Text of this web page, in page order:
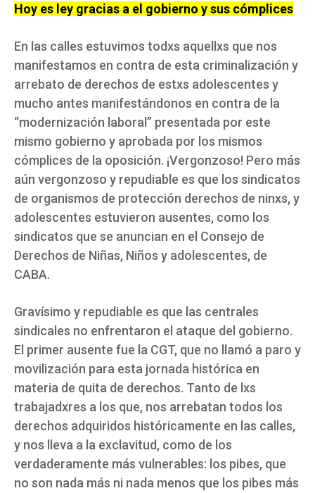
Hoy es ley gracias a el gobierno y sus cómplices
En las calles estuvimos todxs aquellxs que nos
manifestamos en contra de esta criminalización y
arrebato de derechos de estxs adolescentes y
mucho antes manifestándonos en contra de la
“modernización laboral” presentada por este
mismo gobierno y aprobada por los mismos
cómplices de la oposición. ¡Vergonzoso! Pero más
aún vergonzoso y repudiable es que los sindicatos
de organismos de protección derechos de ninxs, y
adolescentes estuvieron ausentes, como los
sindicatos que se anuncian en el Consejo de
Derechos de Niñas, Niños y adolescentes, de
CABA.
Gravísimo y repudiable es que las centrales
sindicales no enfrentaron el ataque del gobierno.
El primer ausente fue la CGT, que no llamó a paro y
movilización para esta jornada histórica en
materia de quita de derechos. Tanto de lxs
trabajadxres a los que, nos arrebatan todos los
derechos adquiridos históricamente en las calles,
y nos lleva a la exclavitud, como de los
verdaderamente más vulnerables: los pibes, que
no son nada más ni nada menos que los pibes más